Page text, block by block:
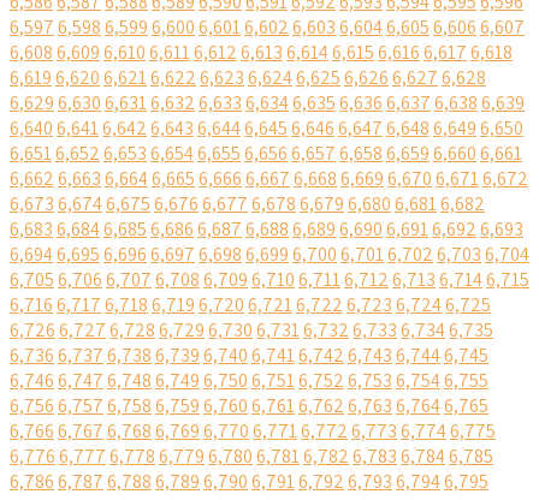
6,5976,5986,5996,6006,6016,6026,6036,6046,6056,6066,607
6,6086,6096,6106,6116,6126,6136,6146,6156,6166,6176,618
6,6196,6206,6216,6226,6236,6246,6256,6266,6276,628
6,6296,6306,6316,6326,6336,6346,6356,6366,6376,6386,639
6,6406,6416,6426,6436,6446,6456,6466,6476,6486,6496,650
6,6516,6526,6536,6546,6556,6566,6576,6586,6596,6606,661
6,6626,6636,6646,6656,6666,6676,6686,6696,6706,6716,672
6,6736,6746,6756,6766,6776,6786,6796,6806,6816,682
6,6836,6846,6856,6866,6876,6886,6896,6906,6916,6926,693
6,6946,6956,6966,6976,6986,6996,7006,7016,7026,7036,704
6,7056,7066,7076,7086,7096,7106,7116,7126,7136,7146,715
6,7166,7176,7186,7196,7206,7216,7226,7236,7246,725
6,7266,7276,7286,7296,7306,7316,7326,7336,7346,735
6,7366,7376,7386,7396,7406,7416,7426,7436,7446,745
6,7466,7476,7486,7496,7506,7516,7526,7536,7546,755
6,7566,7576,7586,7596,7606,7616,7626,7636,7646,765
6,7666,7676,7686,7696,7706,7716,7726,7736,7746,775
6,7766,7776,7786,7796,7806,7816,7826,7836,7846,785
6,7866,7876,7886,7896,7906,7916,7926,7936,7946,795